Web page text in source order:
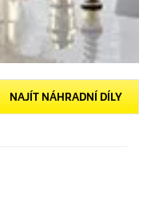
NAJÍT NÁHRADNÍ DÍLY